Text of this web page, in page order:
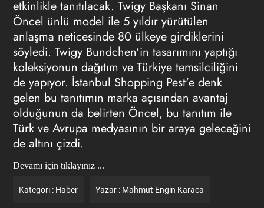
etkinlikle tanıtılacak. Twigy Başkanı Sinan
Öncel ünlü model ile 5 yıldır yürütülen
anlaşma neticesinde 80 ülkeye girdiklerini
söyledi. Twigy Bundchen'in tasarımını yaptığı
koleksiyonun dağıtım ve Türkiye temsilciliğini
de yapıyor. İstanbul Shopping Pest'e denk
gelen bu tanıtımın marka açısından avantaj
olduğunun da belirten Öncel, bu tanıtım ile
Türk ve Avrupa medyasının bir araya geleceğini
de altını çizdi.
Devamı için tıklayınız ...
Kategori : Haber Yazar : Mahmut Engin Karaca